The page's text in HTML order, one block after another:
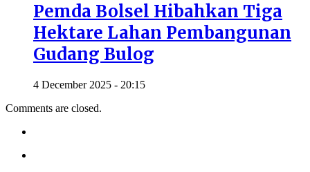
Pemda Bolsel Hibahkan Tiga
Hektare Lahan Pembangunan
Gudang Bulog
4 December 2025 - 20:15
Comments are closed.